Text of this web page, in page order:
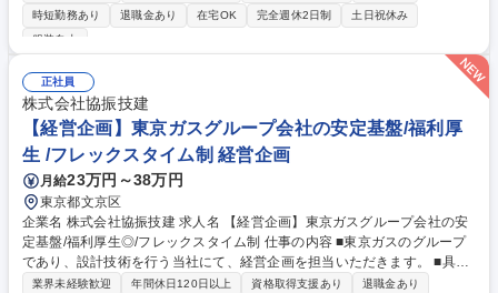
活かし、 中長期的なキャリア形成が可能◎ プロパティマネジメント実務
は、外注のため、外注先の管理やアセットマネジメントがメイン業務とな
ーシング方針の策定、中長期修繕計画の策定、バリューアップ工事等の立
案など） ■維持管理・修繕工事等の予算管理 ■賃貸マンションの売却 ■運
営管理ノウハウを反映し、開発時の商品企画の策定 募集職種 【東京/アセ
ットマネジメント】大阪ガスGの安定基盤で中長期運用に挑戦◎
時短勤務あり
退職金あり 在宅OK 完全週休2日制
土日祝休み
服装自由
正社員
株式会社協振技建
【経営企画】東京ガスグループ会社の安定基盤/福利厚
生 /フレックスタイム制 経営企画
月給23万円～38万円
東京都文京区
企業名 株式会社協振技建 求人名 【経営企画】東京ガスグループ会社の安
定基盤/福利厚生◎/フレックスタイム制 仕事の内容 ■東京ガスのグループ
であり、設計技術を行う当社にて、経営企画を担当いただきます。 ■具体
的な業務：◎経営戦略・事業計画のサポート：中期/年度計画の作成補助、
業界未経験歓迎 年間休日120日以上 資格取得支援あり
退職金あり